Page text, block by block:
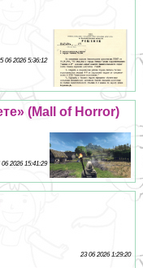
06 2026 5:36:12
(Mall of Horror)
06 2026 15:41:29
23 06 2026 1:29:20